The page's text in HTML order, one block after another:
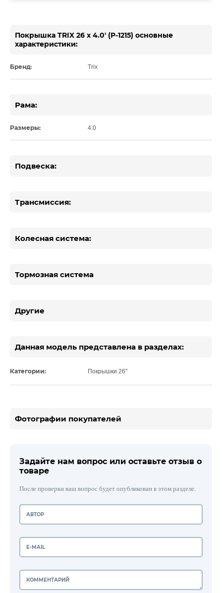
Покрышка TRIX 26 x 4.0' (P-1215) основные
характеристики:
Бренд: Trix
Рама:
Размеры: 4.0
Подвеска:
Трансмиссия:
Колесная система:
Тормозная система
Другие
Данная модель представлена в разделах:
Категории: Покрышки 26"
Фотографии покупателей
Задайте нам вопрос или оставьте отзыв о
товаре
После проверки ваш вопрос будет опубликован в этом разделе.